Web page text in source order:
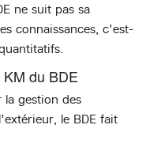
ne suit pas sa
connaissances, c'est-
du BDE
gestion des
le BDE fait